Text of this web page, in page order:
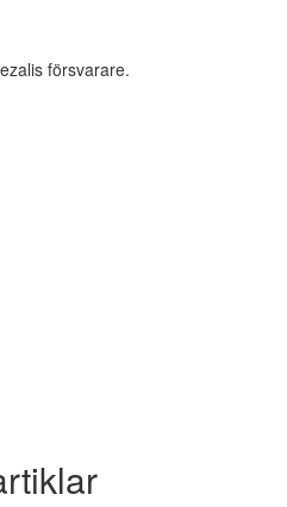
försvarare.